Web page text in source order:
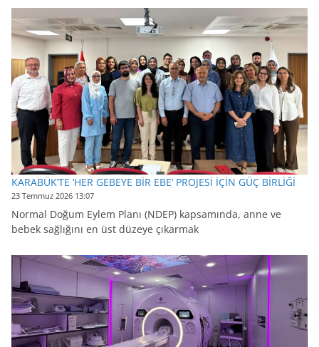
KARABÜK’TE ‘HER GEBEYE BİR EBE’ PROJESİ İÇİN GÜÇ BİRLİĞİ
23 Temmuz 2026 13:07
Normal Doğum Eylem Planı (NDEP) kapsamında, anne ve
bebek sağlığını en üst düzeye çıkarmak